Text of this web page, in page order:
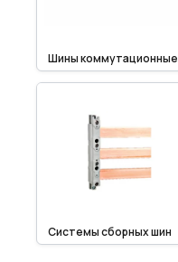
Шины коммутационные
Системы сборных шин